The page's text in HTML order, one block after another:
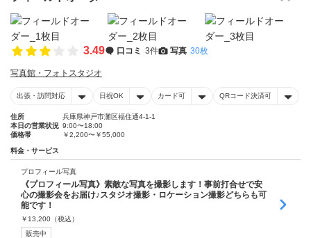
3.49 口コミ 3件 写真 30枚
写真館・フォトスタジオ
出張・訪問対応 日祝OK カード可 QRコード決済可
住所
兵庫県神戸市灘区福住通4-1-1
本日の営業状況 9:00〜18:00
価格帯
￥2,200〜￥55,000
料金・サービス
プロフィール写真
《プロフィール写真》素敵な写真を撮影します！事前打合せで安
心の撮影会をお届け♪スタジオ撮影・ロケーション撮影どちらも可
能です！
￥ 13,200 （税込）
販売中